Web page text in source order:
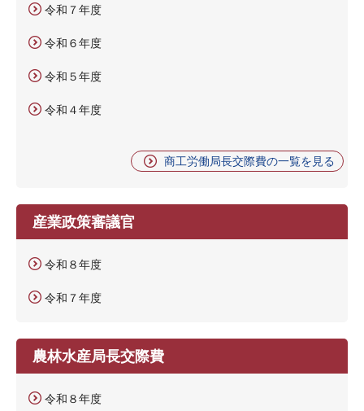
令和７年度
令和６年度
令和５年度
令和４年度
商工労働局長交際費の一覧を見る
産業政策審議官
令和８年度
令和７年度
農林水産局長交際費
令和８年度